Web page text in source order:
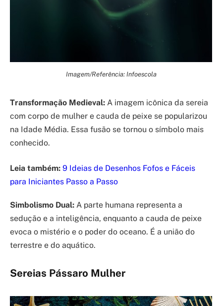
Imagem/Referência: Infoescola
Transformação Medieval: A imagem icônica da sereia
com corpo de mulher e cauda de peixe se popularizou
na Idade Média. Essa fusão se tornou o símbolo mais
conhecido.
Leia também: 9 Ideias de Desenhos Fofos e Fáceis
para Iniciantes Passo a Passo
Simbolismo Dual: A parte humana representa a
sedução e a inteligência, enquanto a cauda de peixe
evoca o mistério e o poder do oceano. É a união do
terrestre e do aquático.
Sereias Pássaro Mulher